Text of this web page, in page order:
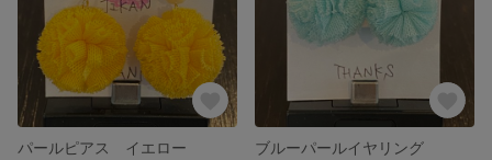
パールピアス イエロー
ブルーパールイヤリング